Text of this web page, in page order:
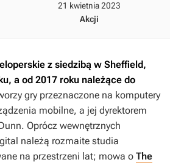
21 kwietnia 2023
Akcji
z siedzibą w Sheffield,
a od 2017 roku należące do
gry przeznaczone na komputery
mobilne, a jej dyrektorem
Oprócz wewnętrznych
należą rozmaite studia
na przestrzeni lat; mowa o The